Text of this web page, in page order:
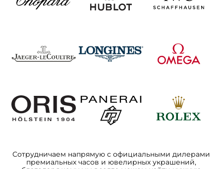
Сотрудничаем напрямую с официальными дилерами
премиальных часов и ювелирных украшений,